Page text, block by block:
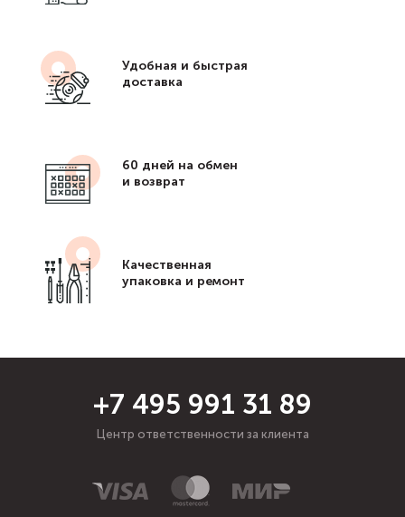
Удобная и быстрая
доставка
60 дней на обмен
и возврат
Качественная
упаковка и ремонт
+7 495 991 31 89
Центр ответственности за клиента